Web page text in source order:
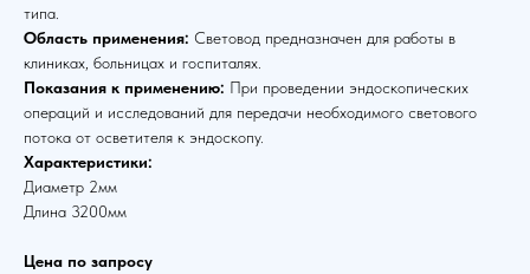
типа.
Область применения: Световод предназначен для работы в
клиниках, больницах и госпиталях.
Показания к применению: При проведении эндоскопических
операций и исследований для передачи необходимого светового
потока от осветителя к эндоскопу.
Характеристики:
Диаметр 2мм
Длина 3200мм
Цена по запросу